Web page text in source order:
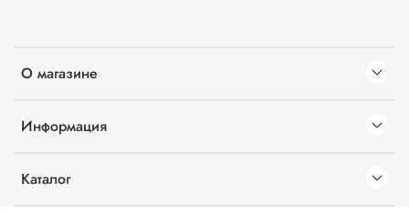
О магазине
Информация
Каталог